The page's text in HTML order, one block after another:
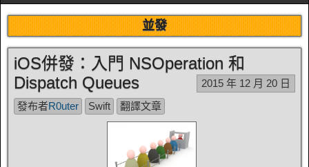
並發
iOS併發：入門 NSOperation 和
Dispatch Queues
2015 年 12 月 20 日
發布者R0uter Swift 翻譯文章